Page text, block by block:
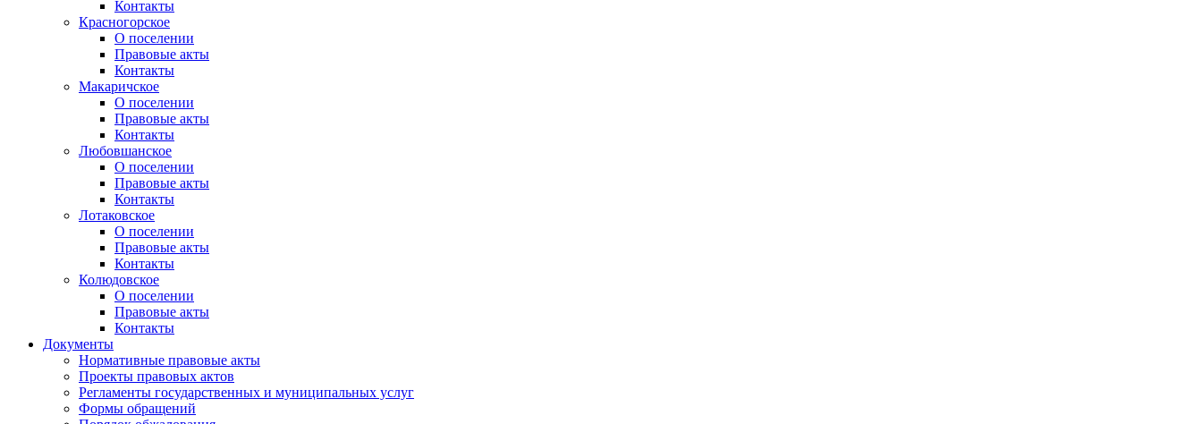
Контакты
Красногорское
О поселении
Правовые акты
Контакты
Макаричское
О поселении
Правовые акты
Контакты
Любовшанское
О поселении
Правовые акты
Контакты
Лотаковское
О поселении
Правовые акты
Контакты
Колюдовское
О поселении
Правовые акты
Контакты
Документы
Нормативные правовые акты
Проекты правовых актов
Регламенты государственных и муниципальных услуг
Формы обращений